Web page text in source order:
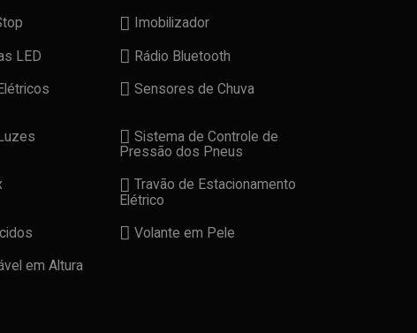
Imobilizador
LED
Rádio Bluetooth
Sensores de Chuva
Sistema de Controle de
Pressão dos Pneus
Travão de Estacionamento
Elétrico
Volante em Pele
em Altura